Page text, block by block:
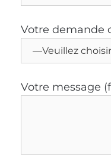
Votre demande
Votre message